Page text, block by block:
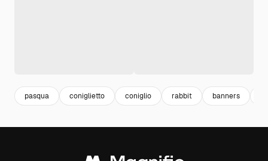
pasqua coniglietto coniglio rabbit banners